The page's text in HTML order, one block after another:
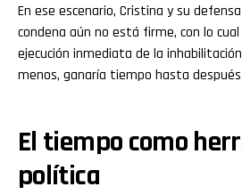
En ese escenario, Cristina y su
condena aún no está firme, con lo
ejecución inmediata de la
menos, ganaría tiempo hasta después
El tiempo como
política